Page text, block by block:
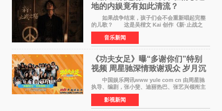
地的内娱竟有如此清流？
如果战争结束，孩子们会不会重新唱起完整
的儿歌？ 这是吴楷文 Kai 创作《新·止战之
殇》时最初的想法。 从伊朗相关冲突引发的
地区局势，到世界各地仍在发生的动荡与不安，
战争从来不只
音乐新闻
《功夫女足》曝“多谢你们”特别
视频 周星驰深情致谢观众 岁月沉
淀不灭初心
中国娱乐网讯www yule com cn 由周星驰
执导、编剧，张小斐、迪丽热巴、张艺兴领衔主
演，刘嘉玲、佐藤健特别出演，艾米、雪野、蔡
思贝、胡予安、倪好特别介绍的喜剧电影《功夫
女足》释出多谢你
影视新闻